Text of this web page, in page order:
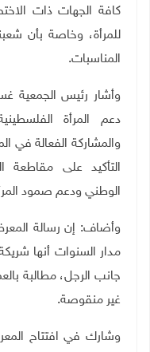
كافة الجهات ذات
للمرأة، وخاصة بأن
المناسبات.
وأشار رئيس الجمعية
دعم المرأة
والمشاركة الفعالة في
التأكيد على مقاطعة
الوطني ودعم صمود
وأضاف: إن رسالة
مدار السنوات أنها
جانب الرجل، مطالبة
غير منقوصة.
وشارك في افتتاح